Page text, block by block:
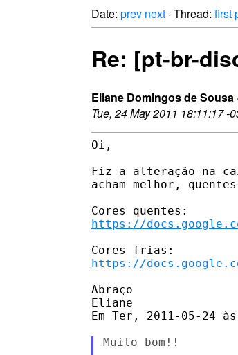
Date: prev next · Thread: first
Re: [pt-br-
Eliane Domingos de Sousa
Tue, 24 May 2011 18:11:17 -
Oi,
Fiz a alteração na
acham melhor,
https://
https://docs.google.com/
Abraço
Eliane
Em Ter, 2011-05-24
Muito bom!!